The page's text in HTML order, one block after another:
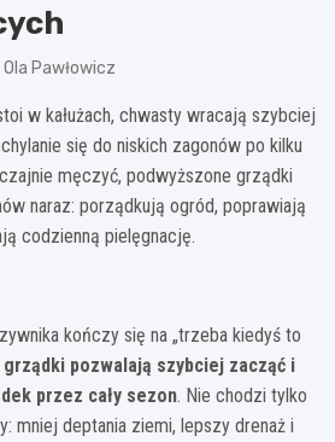
Ola Pawłowicz
w kałużach, chwasty wracają szybciej
się do niskich zagonów po kilku
męczyć, podwyższone grządki
naraz: porządkują ogród, poprawiają
codzienną pielęgnację.
kończy się na „trzeba kiedyś to
pozwalają szybciej zacząć i
przez cały sezon. Nie chodzi tylko
mniej deptania ziemi, lepszy drenaż i